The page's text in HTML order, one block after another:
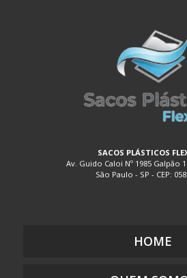
EMBALAGEM DE PLÁSTICO
EMBALAGEM DE PLÁSTICO
EMBALAGEM DE SACO PLÁSTICO
EMBALAGEM PLÁSTICA A VÁCUO
EMBALAGEM PLÁSTICA BOLHA
EMBALAGEM PLÁSTICA COEXTRUSADA
EMBALAGEM PLÁSTICA COM ZIP
SACOS PLÁSTICOS
Av. Guido Caloi Nº 1985 Galpão
São Paulo - SP - CEP:
HOME